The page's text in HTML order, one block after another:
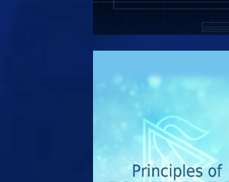
UDFORSK SERIEN